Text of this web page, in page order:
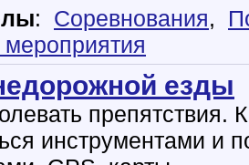
: Соревнования,
езды
препятствия.
инструментами и